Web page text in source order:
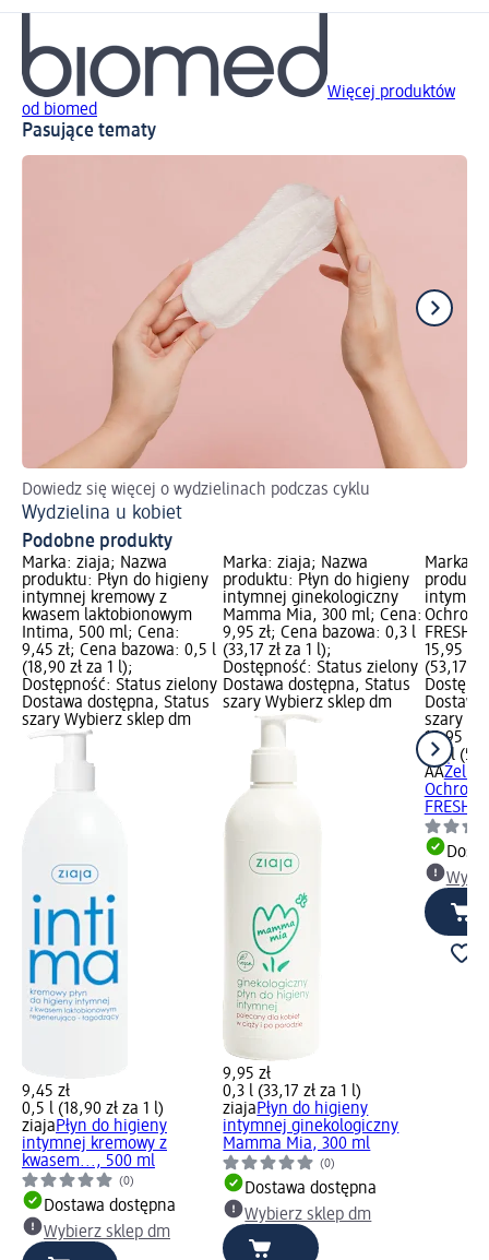
Więcej produktów
od biomed
Pasujące tematy
Dowiedz się więcej o wydzielinach podczas cyklu
Wydzielina u kobiet
Podobne produkty
Marka: ziaja; Nazwa
produktu: Płyn do higieny
intymnej kremowy z
kwasem laktobionowym
Intima, 500 ml; Cena:
9,45 zł; Cena bazowa: 0,5 l
(18,90 zł za 1 l);
Dostępność: Status zielony
Dostawa dostępna, Status
szary Wybierz sklep dm
9,45 zł
0,5 l (18,90 zł za 1 l)
ziajaPłyn do higieny
intymnej kremowy z
kwasem..., 500 ml
(0)
Dostawa dostępna
Wybierz sklep dm
Marka: ziaja; Nazwa
produktu: Płyn do higieny
intymnej ginekologiczny
Mamma Mia, 300 ml; Cena:
9,95 zł; Cena bazowa: 0,3 l
(33,17 zł za 1 l);
Dostępność: Status zielony
Dostawa dostępna, Status
szary Wybierz sklep dm
9,95 zł
0,3 l (33,17 zł za 1 l)
ziajaPłyn do higieny
intymnej ginekologiczny
Mamma Mia, 300 ml
(0)
Dostawa dostępna
Wybierz sklep dm
Marka:
FRESH,
15,95
(53,17
szary
15,95 zł
0,3 l
AAŻel
FRESH,